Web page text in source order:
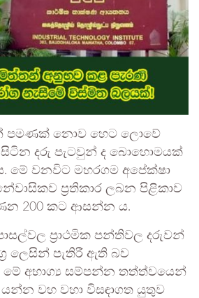
පමණක් නොව හෙට ලොවේ
දරු පැටවුන් ද බොහොමයක්
මේ වනවිට මහරගම අපේක්ෂා
ප්‍රතිකාර ලබන පිළිකාව
200 කට ආසන්න ය.
පාසල්වල ප්‍රාථමික පන්තිවල දරුවන්
ලෙසින් පැතිරී ඇති බව
අභාග්‍ය සම්පන්න තත්ත්වයෙන්
වහ වහා විසඳාගත යුතුව